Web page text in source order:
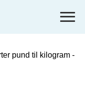
pund til kilogram -